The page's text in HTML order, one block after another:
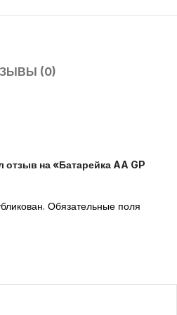
(0)
отзыв на «Батарейка AA GP
Обязательные поля